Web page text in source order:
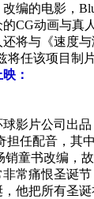
编的电影，
CG动画与真
将与《速度
将任该项目制片
：
影片公司出品
担任配音，其
销童书改编，
常痛恨圣诞
他把所有圣